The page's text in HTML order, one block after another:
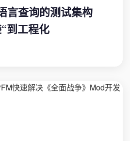
言查询的测试集构
到工程化